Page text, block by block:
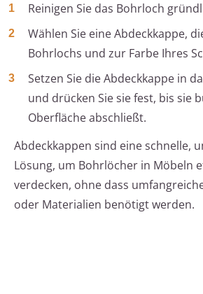
Reinigen Sie das Bohrloch
Wählen Sie eine Abdeckkappe,
Bohrlochs und zur Farbe Ihres
Setzen Sie die Abdeckkappe in
und drücken Sie sie fest, bis sie
Oberfläche abschließt.
Abdeckkappen sind eine schnelle,
Lösung, um Bohrlöcher in Möbeln
verdecken, ohne dass
oder Materialien benötigt werden.